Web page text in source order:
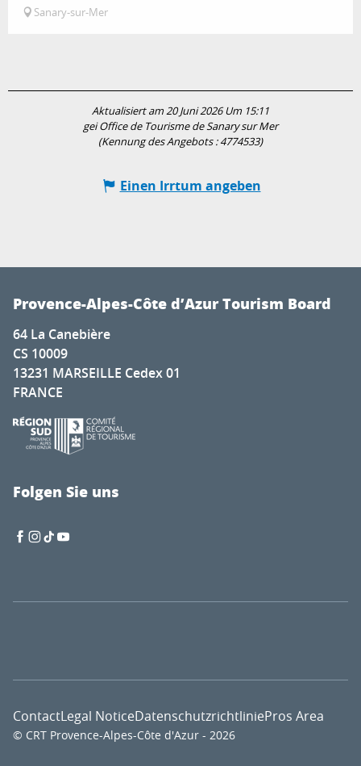
Sanary-sur-Mer
Aktualisiert am 20 Juni 2026 Um 15:11
gei Office de Tourisme de Sanary sur Mer
(Kennung des Angebots :4774533)
Einen Irrtum angeben
Provence-Alpes-Côte d’Azur Tourism Board
64 La Canebière
CS 10009
13231 MARSEILLE Cedex 01
FRANCE
Folgen Sie uns
© CRT Provence-Alpes-Côte d'Azur - 2026
ContactLegal NoticeDatenschutzrichtliniePros Area